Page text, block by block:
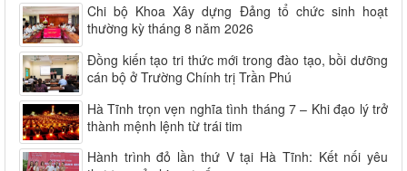
Chi bộ Khoa Xây dựng Đảng tổ chức sinh hoạt
thường kỳ tháng 8 năm 2026
Đồng kiến tạo tri thức mới trong đào tạo, bồi dưỡng
cán bộ ở Trường Chính trị Trần Phú
Hà Tĩnh trọn vẹn nghĩa tình tháng 7 – Khi đạo lý trở
thành mệnh lệnh từ trái tim
Hành trình đỏ lần thứ V tại Hà Tĩnh: Kết nối yêu